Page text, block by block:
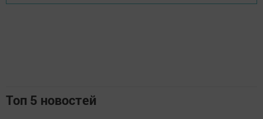
Топ 5 новостей